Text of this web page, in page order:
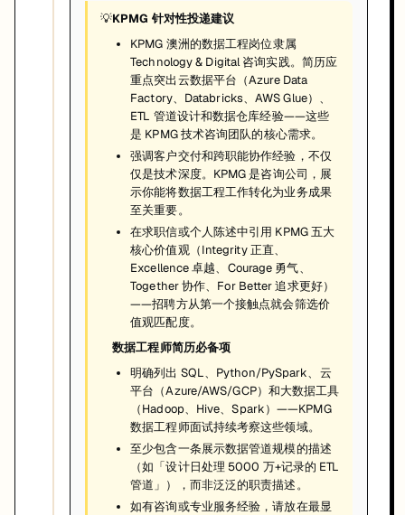
💡KPMG 针对性投递建议
KPMG 澳洲的数据工程岗位隶属
Technology & Digital 咨询实践。简历应
重点突出云数据平台（Azure Data
Factory、Databricks、AWS Glue）、
ETL 管道设计和数据仓库经验——这些
是 KPMG 技术咨询团队的核心需求。
强调客户交付和跨职能协作经验，不仅
仅是技术深度。KPMG 是咨询公司，展
示你能将数据工程工作转化为业务成果
至关重要。
在求职信或个人陈述中引用 KPMG 五大
核心价值观（Integrity 正直、
Excellence 卓越、Courage 勇气、
Together 协作、For Better 追求更好）
——招聘方从第一个接触点就会筛选价
值观匹配度。
数据工程师简历必备项
明确列出 SQL、Python/PySpark、云
平台（Azure/AWS/GCP）和大数据工具
（Hadoop、Hive、Spark）——KPMG
数据工程师面试持续考察这些领域。
至少包含一条展示数据管道规模的描述
（如「设计日处理 5000 万+记录的 ETL
管道」），而非泛泛的职责描述。
如有咨询或专业服务经验，请放在最显